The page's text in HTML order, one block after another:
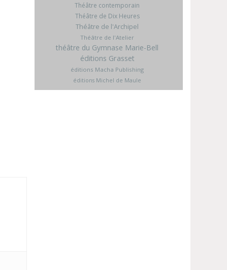
Théâtre contemporain
Théâtre de Dix Heures
Théâtre de l'Archipel
Théâtre de l'Atelier
théâtre du Gymnase Marie-Bell
éditions Grasset
éditions Macha Publishing
éditions Michel de Maule